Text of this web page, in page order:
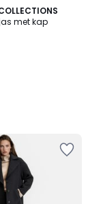
met kap